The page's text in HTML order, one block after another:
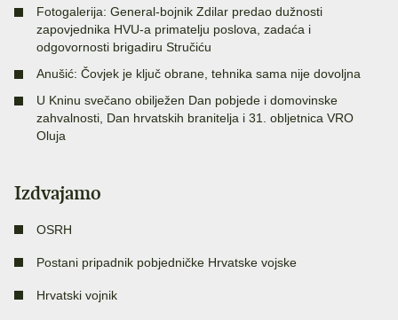
Fotogalerija: General-bojnik Zdilar predao dužnosti
zapovjednika HVU-a primatelju poslova, zadaća i
odgovornosti brigadiru Stručiću
Anušić: Čovjek je ključ obrane, tehnika sama nije dovoljna
U Kninu svečano obilježen Dan pobjede i domovinske
zahvalnosti, Dan hrvatskih branitelja i 31. obljetnica VRO
Oluja
Izdvajamo
OSRH
Postani pripadnik pobjedničke Hrvatske vojske
Hrvatski vojnik